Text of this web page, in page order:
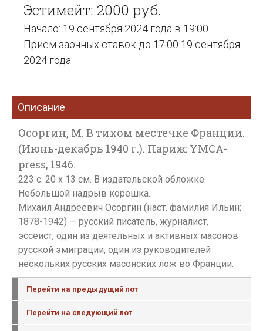
Эстимейт: 2000 руб.
Начало: 19 сентября 2024 года в 19:00
Прием заочных ставок до 17:00 19 сентября
2024 года
Описание
Осоргин, М. В тихом местечке Франции.
(Июнь-декабрь 1940 г.). Париж: YMCA-
press, 1946.
223 с. 20 х 13 см. В издательской обложке.
Небольшой надрыв корешка.
Михаил Андреевич Осоргин (наст. фамилия Ильин;
1878-1942) — русский писатель, журналист,
эссеист, один из деятельных и активных масонов
русской эмиграции, один из руководителей
нескольких русских масонских лож во Франции.
Перейти на предыдущий лот
Перейти на следующий лот